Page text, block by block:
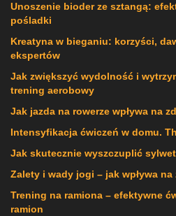
Unoszenie bioder ze sztangą:
pośladki
Kreatyna w bieganiu: korzyści,
ekspertów
Jak zwiększyć wydolność i
trening aerobowy
Jak jazda na rowerze wpływa na
Intensyfikacja ćwiczeń w domu.
Jak skutecznie wyszczuplić
Zalety i wady jogi – jak wpływa
Trening na ramiona – efektywne
ramion